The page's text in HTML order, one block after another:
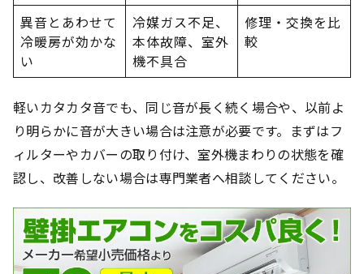
異音とあわせて
冷暖房が効かな
い
冷媒ガス不足、
本体故障、室外
機不具合
修理・交換を比
較
軽いカタカタ音でも、同じ音が長く続く場合や、以前よ
り明らかに音が大きい場合は注意が必要です。まずはフ
ィルターやカバーの取り付け、室外機まわりの状態を確
認し、改善しない場合は専門業者へ相談してください。